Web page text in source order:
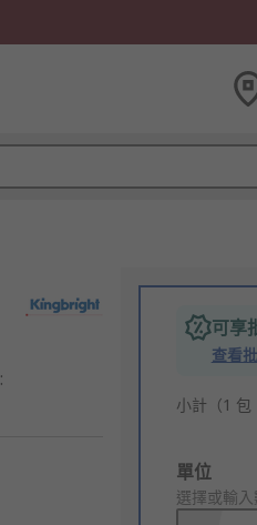
:
可享
查看
小計（1
Add
to
單位
選擇或輸